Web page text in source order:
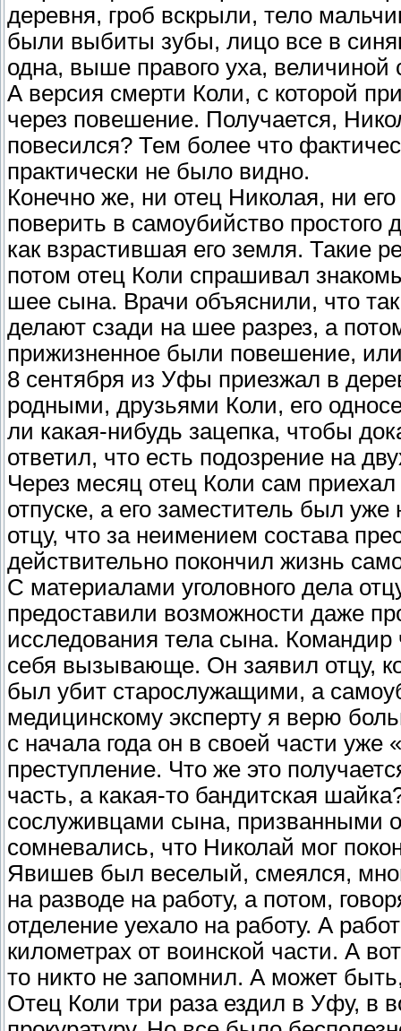
деревня, гроб вскрыли, тело
были выбиты зубы, лицо все в
одна, выше правого уха, величиной
А версия смерти Коли, с которой
через повешение. Получается,
повесился? Тем более что
практически не было видно.
Конечно же, ни отец Николая, ни
поверить в самоубийство простого
как взрастившая его земля. Такие
потом отец Коли спрашивал
шее сына. Врачи объяснили, что
делают сзади на шее разрез, а
прижизненное были повешение,
8 сентября из Уфы приезжал в
родными, друзьями Коли, его
ли какая-нибудь зацепка, чтобы
ответил, что есть подозрение на
Через месяц отец Коли сам
отпуске, а его заместитель был
отцу, что за неимением состава
действительно покончил жизнь
С материалами уголовного дела
предоставили возможности даже
исследования тела сына. Командир
себя вызывающе. Он заявил отцу,
был убит старослужащими, а
медицинскому эксперту я верю
с начала года он в своей части
преступление. Что же это
часть, а какая-то бандитская
сослуживцами сына, призванными
сомневались, что Николай мог
Явишев был веселый, смеялся,
на разводе на работу, а потом,
отделение уехало на работу. А
километрах от воинской части. А
то никто не запомнил. А может
Отец Коли три раза ездил в Уфу, в